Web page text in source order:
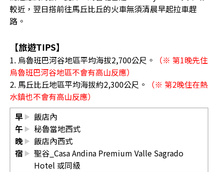
較近，翌日搭前往馬丘比丘的火車無須清晨早起拉車趕
路。
【旅遊TIPS】
1. 烏魯班巴河谷地區平均海拔2,700公尺。
（※ 第1晚先住
烏魯班巴河谷地區不會有高山反應）
2. 馬丘比丘地區平均海拔約2,300公尺。
（※ 第2晚住在熱
水鎮也不會有高山反應）
早
飯店內
午
秘魯當地西式
晚
飯店內西式
宿
聖谷_Casa Andina Premium Valle Sagrado
Hotel 或同級